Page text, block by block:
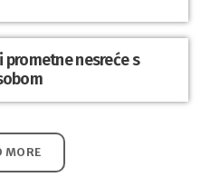
prometne nesreće s
MORE